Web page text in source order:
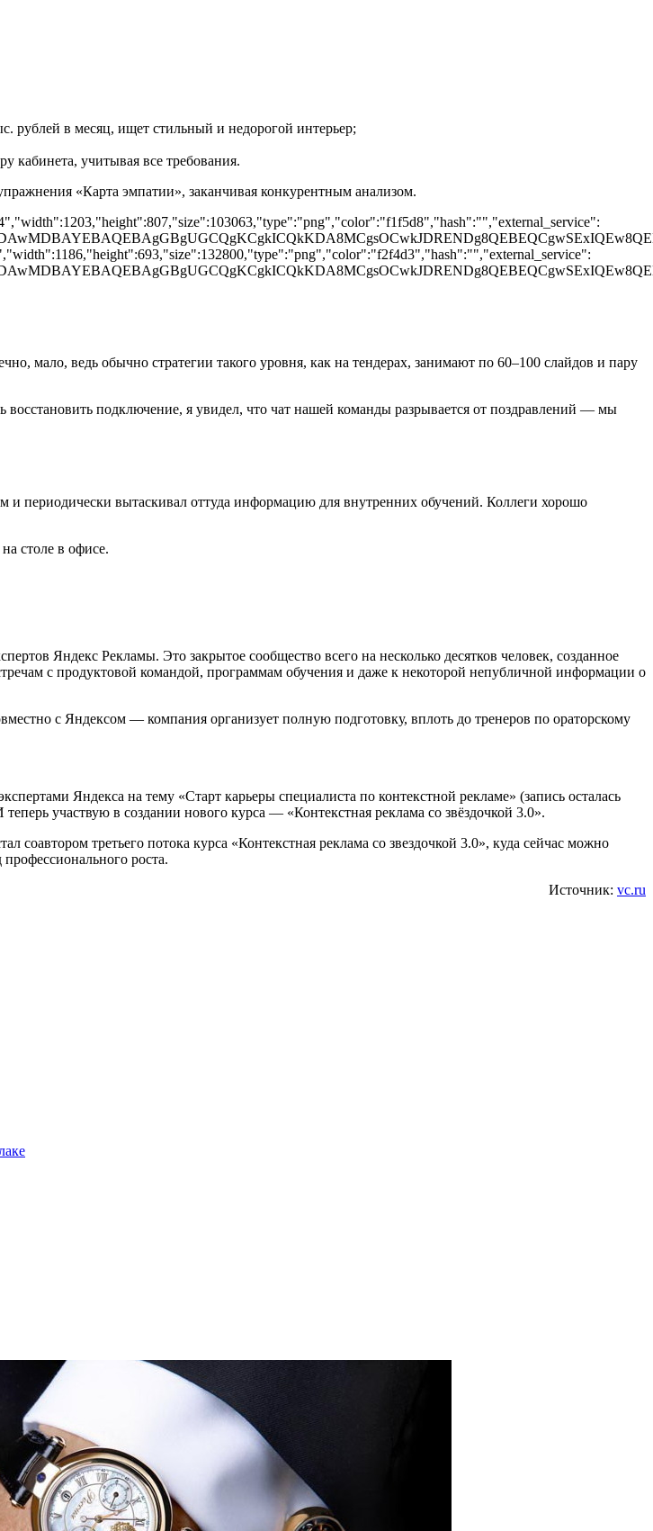
рублей в месяц, ищет стильный и недорогой интерьер;
кабинета, учитывая все требования.
«Карта эмпатии», заканчивая конкурентным анализом.
мало, ведь обычно стратегии такого уровня, как на тендерах, занимают по 60–100 слайдов и пару
восстановить подключение, я увидел, что чат нашей команды разрывается от поздравлений — мы
периодически вытаскивал оттуда информацию для внутренних обучений. Коллеги хорошо
столе в офисе.
Яндекс Рекламы. Это закрытое сообщество всего на несколько десятков человек, созданное
с продуктовой командой, программам обучения и даже к некоторой непубличной информации о
с Яндексом — компания организует полную подготовку, вплоть до тренеров по ораторскому
Яндекса на тему «Старт карьеры специалиста по контекстной рекламе» (запись осталась
участвую в создании нового курса — «Контекстная реклама со звёздочкой 3.0».
соавтором третьего потока курса «Контекстная реклама со звездочкой 3.0», куда сейчас можно
роста.
Источник: vc.ru